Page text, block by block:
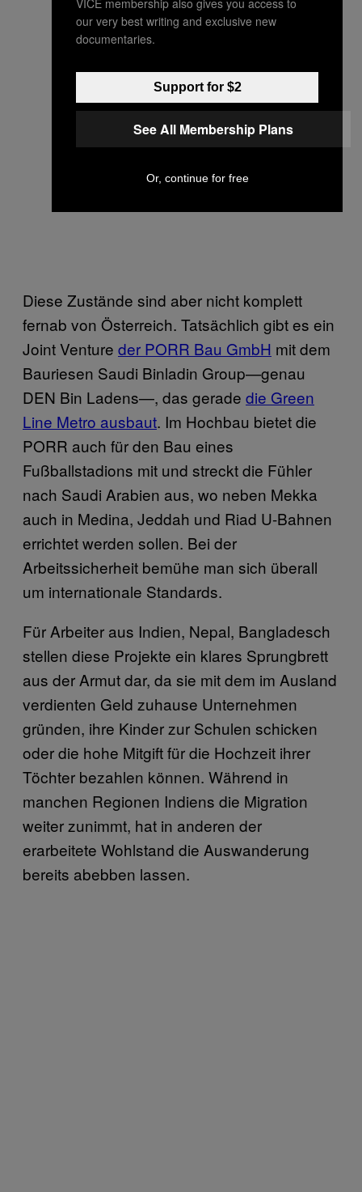
Diese Zustände sind aber nicht komplett
fernab von Österreich. Tatsächlich gibt es ein
Joint Venture der PORR Bau GmbH mit dem
Bauriesen Saudi Binladin Group—genau
DEN Bin Ladens—, das gerade die Green
Line Metro ausbaut. Im Hochbau bietet die
PORR auch für den Bau eines
Fußballstadions mit und streckt die Fühler
nach Saudi Arabien aus, wo neben Mekka
auch in Medina, Jeddah und Riad U-Bahnen
errichtet werden sollen. Bei der
Arbeitssicherheit bemühe man sich überall
um internationale Standards.
Für Arbeiter aus Indien, Nepal, Bangladesch
stellen diese Projekte ein klares Sprungbrett
aus der Armut dar, da sie mit dem im Ausland
verdienten Geld zuhause Unternehmen
gründen, ihre Kinder zur Schulen schicken
oder die hohe Mitgift für die Hochzeit ihrer
Töchter bezahlen können. Während in
manchen Regionen Indiens die Migration
weiter zunimmt, hat in anderen der
erarbeitete Wohlstand die Auswanderung
bereits abebben lassen.
our very best writing and exclusive new
documentaries.
Support for $2
See All Membership Plans
Or, continue for free